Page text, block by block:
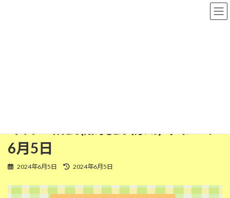
6月5日
2024年6月5日
最
更
新
2024年6月5日